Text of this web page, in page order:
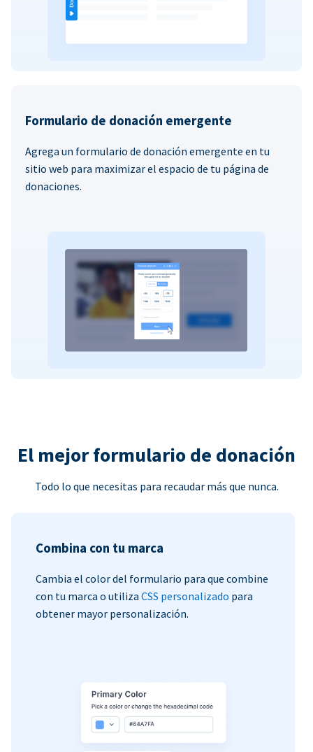
Formulario de donación emergente
Agrega un formulario de donación emergente en tu
sitio web para maximizar el espacio de tu página de
donaciones.
El mejor formulario de donación
Todo lo que necesitas para recaudar más que nunca.
Combina con tu marca
Cambia el color del formulario para que combine
con tu marca o utiliza CSS personalizado para
obtener mayor personalización.